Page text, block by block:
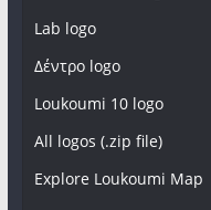
Lab logo
Δέντρο logo
Loukoumi 10 logo
All logos (.zip file)
Explore Loukoumi Map